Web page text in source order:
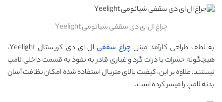
چراغ ال ای دی سقفی شیائومی Yeelight
به لطف طراحی کارآمد مینی چراغ سقفی
ال ای دی کریستال Yeelight،
هیچگونه حشرات یا ذرات گرد و غباری قادر به نفوذ به قسمت داخلی لامپ
نیستند. علاوه بر این، کیفیت بالای متریال استفاده شده امکان نظافت آسان
بدنه لامپ را میسر کرده است.